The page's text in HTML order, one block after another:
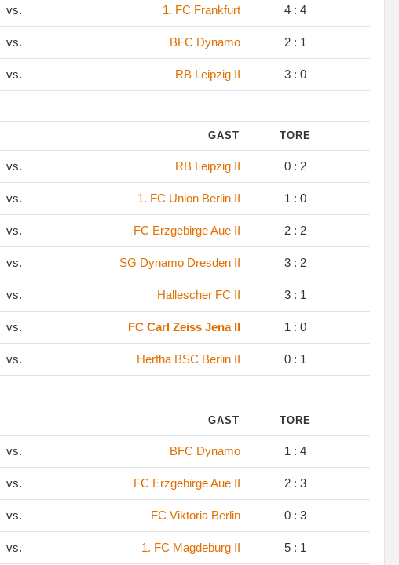
vs. 1. FC Frankfurt 4 : 4
vs. BFC Dynamo 2 : 1
vs. RB Leipzig II 3 : 0
GAST TORE
vs. RB Leipzig II 0 : 2
vs. 1. FC Union Berlin II 1 : 0
vs. FC Erzgebirge Aue II 2 : 2
vs. SG Dynamo Dresden II 3 : 2
vs. Hallescher FC II 3 : 1
vs. FC Carl Zeiss Jena II 1 : 0
vs. Hertha BSC Berlin II 0 : 1
GAST TORE
vs. BFC Dynamo 1 : 4
vs. FC Erzgebirge Aue II 2 : 3
vs. FC Viktoria Berlin 0 : 3
vs. 1. FC Magdeburg II 5 : 1